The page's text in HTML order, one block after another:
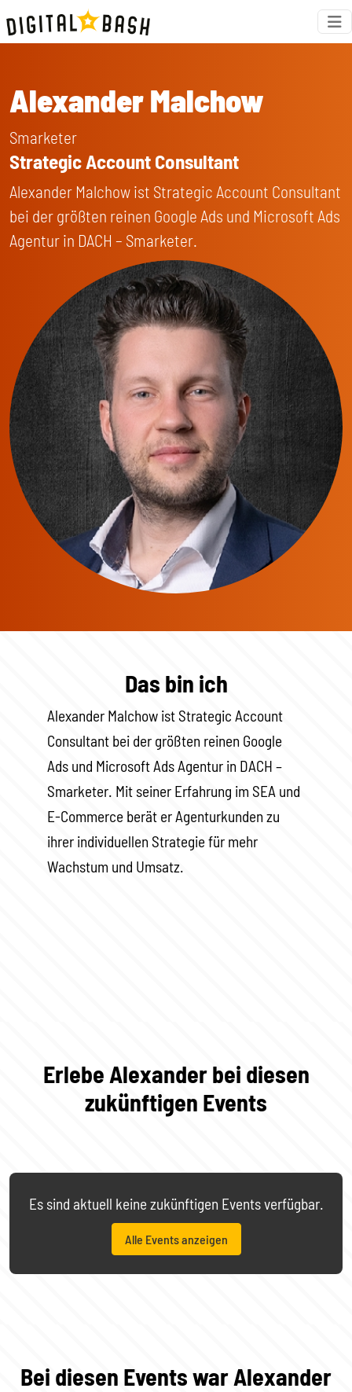
Alexander Malchow
Smarketer
Strategic Account Consultant
Alexander Malchow ist Strategic Account Consultant
bei der größten reinen Google Ads und Microsoft Ads
Agentur in DACH – Smarketer.
Das bin ich
Alexander Malchow ist Strategic Account
Consultant bei der größten reinen Google
Ads und Microsoft Ads Agentur in DACH –
Smarketer. Mit seiner Erfahrung im SEA und
E-Commerce berät er Agenturkunden zu
ihrer individuellen Strategie für mehr
Wachstum und Umsatz.
Erlebe Alexander bei diesen
zukünftigen Events
Es sind aktuell keine zukünftigen Events verfügbar.
Alle Events anzeigen
Bei diesen Events war Alexander